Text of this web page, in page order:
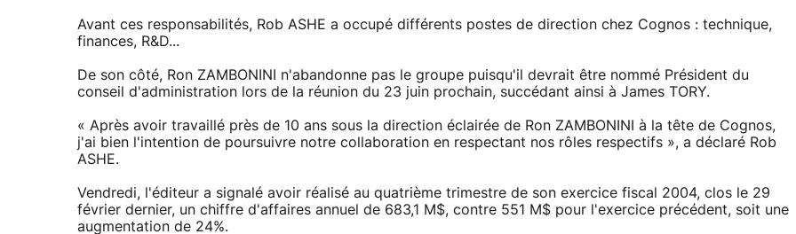
Avant ces responsabilités, Rob ASHE a occupé différents postes de direction chez Cognos : technique,
finances, R&D...
De son côté, Ron ZAMBONINI n'abandonne pas le groupe puisqu'il devrait être nommé Président du
conseil d'administration lors de la réunion du 23 juin prochain, succédant ainsi à James TORY.
« Après avoir travaillé près de 10 ans sous la direction éclairée de Ron ZAMBONINI à la tête de Cognos,
j'ai bien l'intention de poursuivre notre collaboration en respectant nos rôles respectifs », a déclaré Rob
ASHE.
Vendredi, l'éditeur a signalé avoir réalisé au quatrième trimestre de son exercice fiscal 2004, clos le 29
février dernier, un chiffre d'affaires annuel de 683,1 M$, contre 551 M$ pour l'exercice précédent, soit une
augmentation de 24%.